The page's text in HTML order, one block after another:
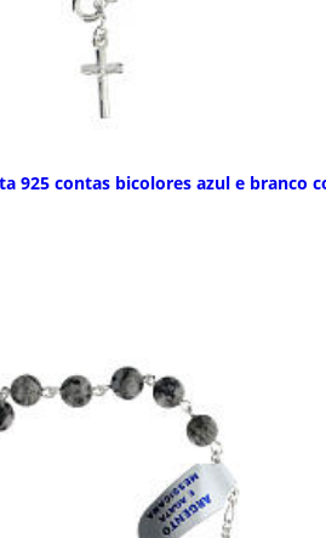
925 contas bicolores azul e branco